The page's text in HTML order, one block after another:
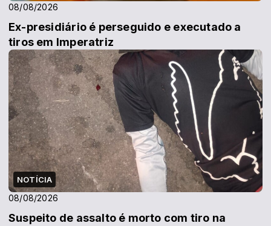
08/08/2026
Ex-presidiário é perseguido e executado a
tiros em Imperatriz
NOTÍCIA
08/08/2026
Suspeito de assalto é morto com tiro na